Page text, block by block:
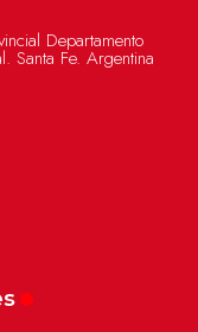
Departamento
Santa Fe. Argentina